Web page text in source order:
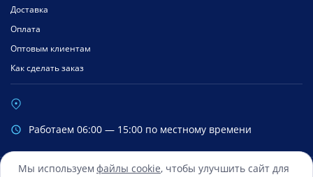
Мы используем файлы cookie, чтобы улучшить сайт для
Доставка
Оплата
Оптовым клиентам
Как сделать заказ
Работаем 06:00 — 15:00 по местному времени